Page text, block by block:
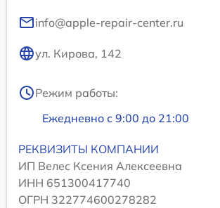
info@apple-repair-center.ru
ул. Кирова, 142
Режим работы:
Ежедневно с 9:00 до 21:00
РЕКВИЗИТЫ КОМПАНИИ
ИП Велес Ксения Алексеевна
ИНН 651300417740
ОГРН 322774600278282